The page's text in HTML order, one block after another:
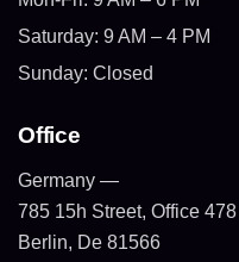
Saturday: 9 AM – 4 PM
Sunday: Closed
Office
Germany —
785 15h Street, Office 478
Berlin, De 81566